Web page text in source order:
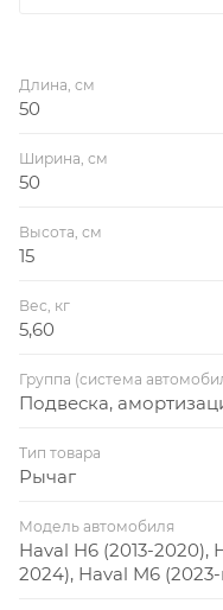
Длина, см
50
Ширина, см
50
Высота, см
15
Вес, кг
5,60
Группа (система
Подвеска,
Тип товара
Рычаг
Модель автомобиля
Haval H6 (2013-2020),
2024), Haval M6 (2023-